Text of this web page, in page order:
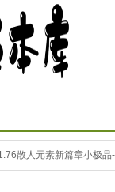
散人元素新篇章小极